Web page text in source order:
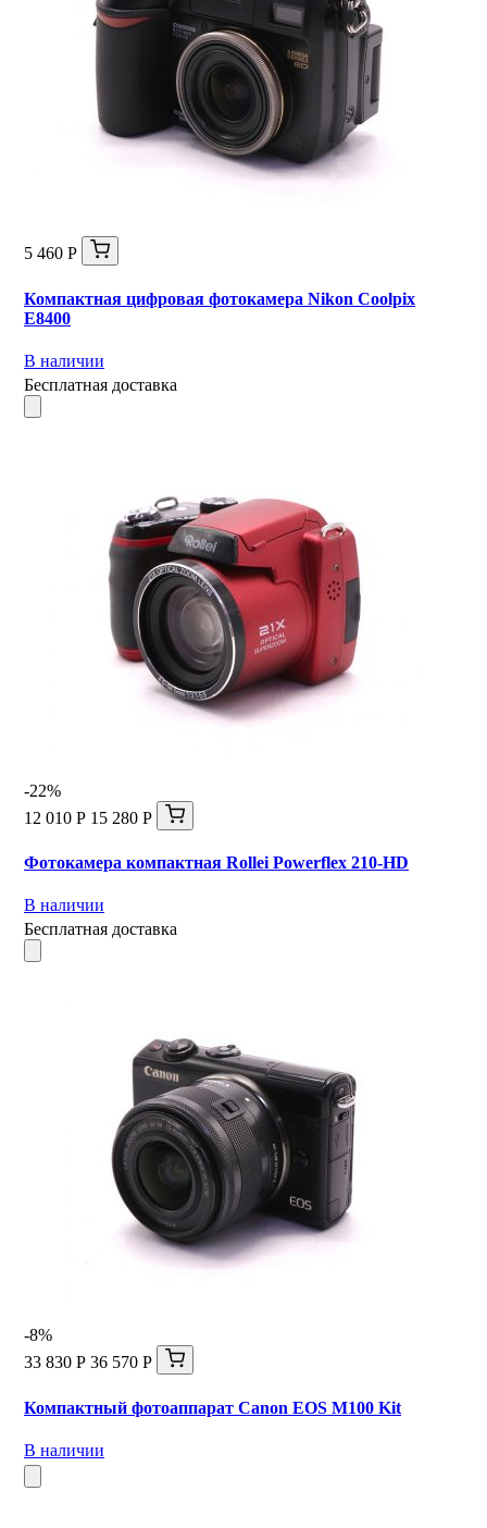
5 460 Р
Компактная цифровая фотокамера Nikon Coolpix
E8400
В наличии
Бесплатная доставка
-22%
12 010 Р 15 280 Р
Фотокамера компактная Rollei Powerflex 210-HD
В наличии
Бесплатная доставка
-8%
33 830 Р 36 570 Р
Компактный фотоаппарат Canon EOS M100 Kit
В наличии